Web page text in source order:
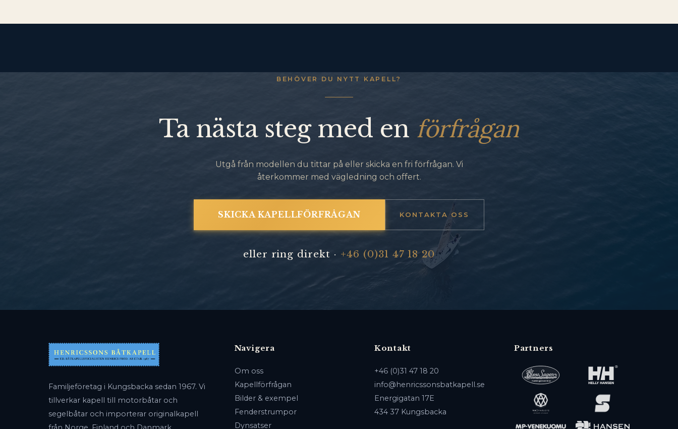
BEHÖVER DU NYTT KAPELL?
Ta nästa steg med en förfrågan
Utgå från modellen du tittar på eller skicka en fri förfrågan. Vi
återkommer med vägledning och offert.
SKICKA KAPELLFÖRFRÅGAN KONTAKTA OSS
eller ring direkt · +46 (0)31 47 18 20
Familjeföretag i Kungsbacka sedan 1967. Vi
tillverkar kapell till motorbåtar och
segelbåtar och importerar originalkapell
Navigera
Om oss
Kapellförfrågan
Bilder & exempel
Fenderstrumpor
Dynsatser
Kontakt
+46 (0)31 47 18 20
info@henricssonsbatkapell.se
Energigatan 17E
434 37 Kungsbacka
Partners